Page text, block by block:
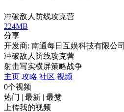
冲破敌人防线攻克营
224MB
分享
开发商: 南通每日互娱科技有限公司
冲破敌人防线攻克营
射击写实横屏策略战争
主页 攻略 社区 视频
0个视频
热门 | 最新 | 最赞
上传我的视频